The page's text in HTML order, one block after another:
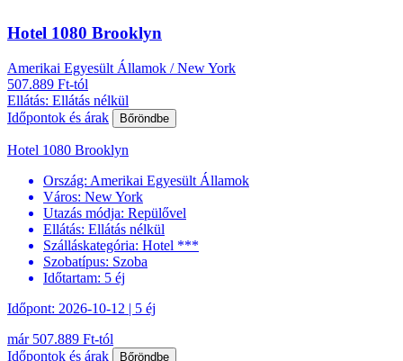
Hotel 1080 Brooklyn
Amerikai Egyesült Államok / New York
507.889 Ft-tól
Ellátás: Ellátás nélkül
Időpontok és árak
Bőröndbe
Hotel 1080 Brooklyn
Ország: Amerikai Egyesült Államok
Város: New York
Utazás módja: Repülővel
Ellátás: Ellátás nélkül
Szálláskategória: Hotel ***
Szobatípus: Szoba
Időtartam: 5 éj
Időpont: 2026-10-12 | 5 éj
már 507.889 Ft-tól
Időpontok és árak
Bőröndbe